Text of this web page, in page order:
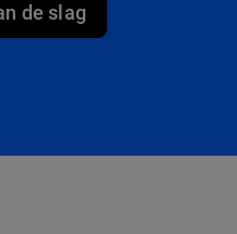
de slag